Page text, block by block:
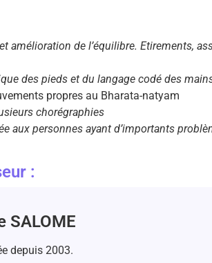
amélioration de l’équilibre. Etirements,
des pieds et du langage codé des
propres au Bharata-natyam
chorégraphies
aux personnes ayant d’importants
:
SALOME
depuis 2003.